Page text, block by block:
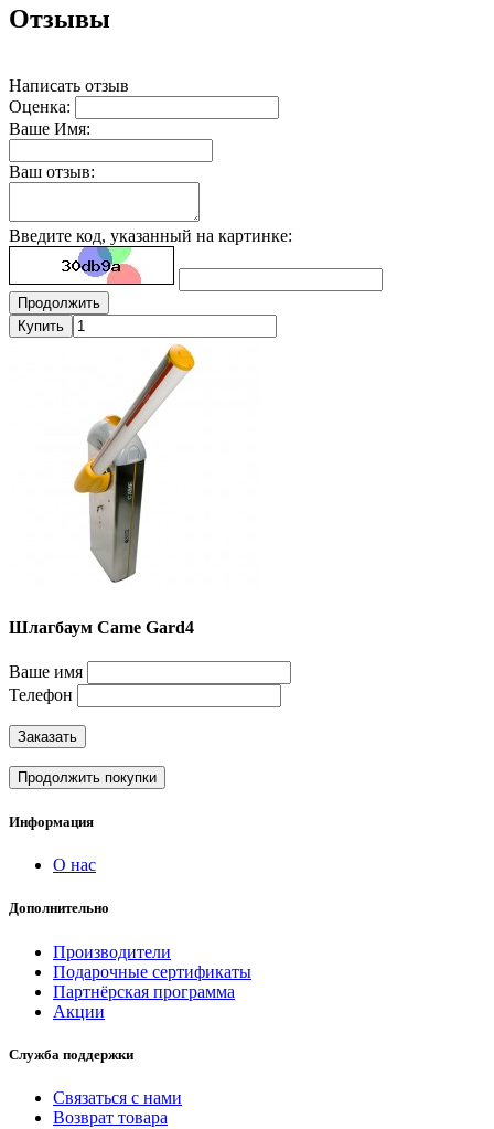
Отзывы
Написать отзыв
Оценка:
Ваше Имя:
Ваш отзыв:
Введите код, указанный на картинке:
Продолжить
Купить
Шлагбаум Came Gard4
Ваше имя
Телефон
Заказать
Продолжить покупки
Информация
О нас
Дополнительно
Производители
Подарочные сертификаты
Партнёрская программа
Акции
Служба поддержки
Связаться с нами
Возврат товара